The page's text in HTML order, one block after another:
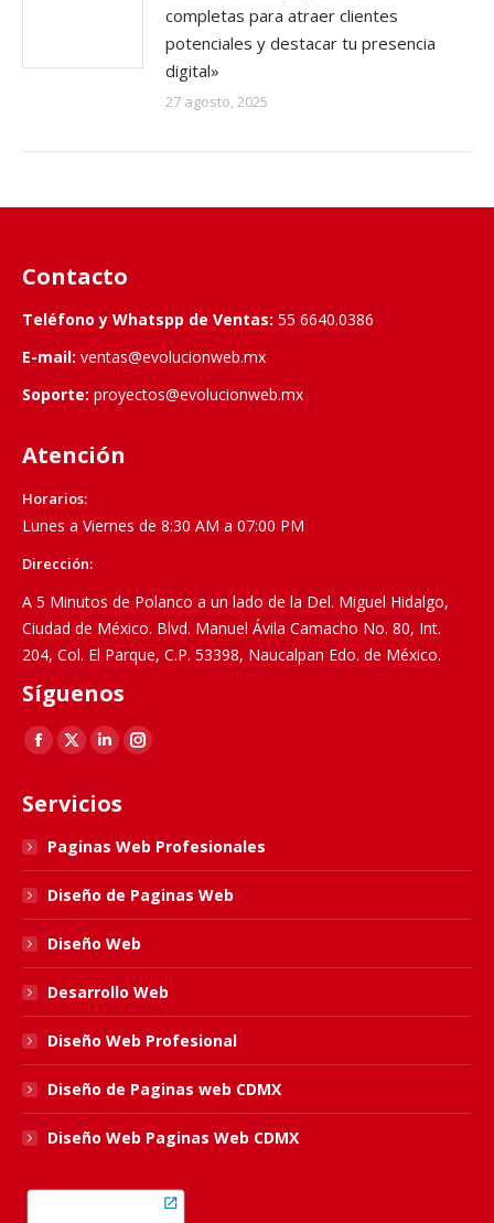
completas para atraer clientes
potenciales y destacar tu presencia
digital»
27 agosto, 2025
Contacto
Teléfono y Whatspp de Ventas: 55 6640.0386
E-mail: ventas@evolucionweb.mx
Soporte: proyectos@evolucionweb.mx
Atención
Horarios:
Lunes a Viernes de 8:30 AM a 07:00 PM
Dirección:
A 5 Minutos de Polanco a un lado de la Del. Miguel Hidalgo,
Ciudad de México. Blvd. Manuel Ávila Camacho No. 80, Int.
204, Col. El Parque, C.P. 53398, Naucalpan Edo. de México.
Síguenos
Find us on:
Facebook
opens
in
new
window
X
opens
in
new
window
Linkedin
opens
new
window
Instagram
in
new
window
Servicios
Paginas Web Profesionales
Diseño de Paginas Web
Diseño Web
Desarrollo Web
Diseño Web Profesional
Diseño de Paginas web CDMX
Diseño Web Paginas Web CDMX